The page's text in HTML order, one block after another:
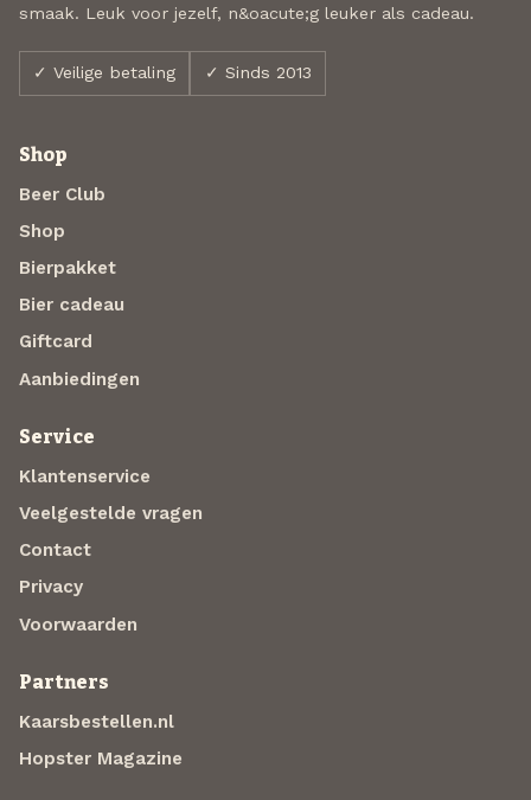
smaak. Leuk voor jezelf, n&oacute;g leuker als cadeau.
✓ Veilige betaling ✓ Sinds 2013
Shop
Beer Club
Shop
Bierpakket
Bier cadeau
Giftcard
Aanbiedingen
Service
Klantenservice
Veelgestelde vragen
Contact
Privacy
Voorwaarden
Partners
Kaarsbestellen.nl
Hopster Magazine